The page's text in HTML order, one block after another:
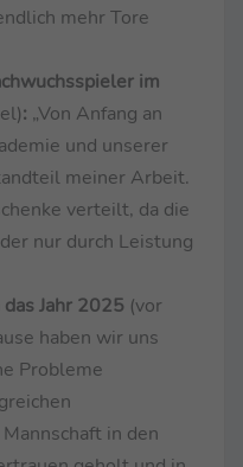
mehr Tore
im
: „Von Anfang an
und unserer
meiner Arbeit.
verteilt, da die
nur durch Leistung
Jahr 2025 (vor
haben wir uns
Probleme
in den